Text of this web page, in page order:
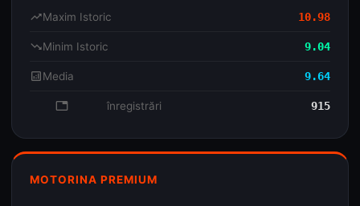
trending_upMaxim Istoric 10.98
trending_downMinim Istoric 9.04
analyticsMedia 9.64
database înregistrări 915
MOTORINA PREMIUM